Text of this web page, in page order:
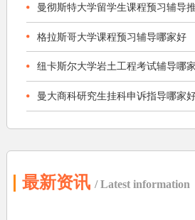
曼彻斯特大学留学生课程预习辅导
格拉斯哥大学课程预习辅导哪家好
纽卡斯尔大学岩土工程考试辅导哪
曼大商科研究生挂科申诉指导哪家
最新资讯 / Latest information